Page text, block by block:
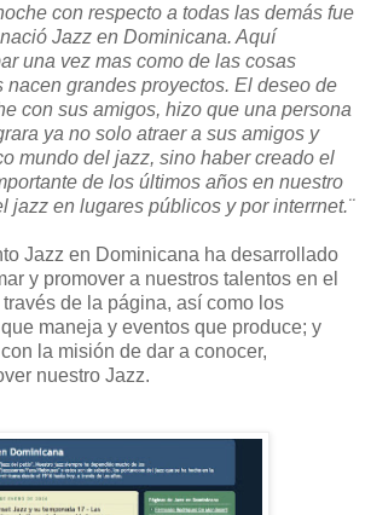
con respecto a todas las demás fue
Jazz en Dominicana. Aquí
una vez mas como de las cosas
nacen grandes proyectos. El deseo de
con sus amigos, hizo que una persona
ya no solo atraer a sus amigos y
mundo del jazz, sino haber creado el
de los últimos años en nuestro
jazz en lugares públicos y por interrnet.¨
Jazz en Dominicana ha desarrollado
y promover a nuestros talentos en el
de la página, así como los
maneja y eventos que produce; y
la misión de dar a conocer,
nuestro Jazz.